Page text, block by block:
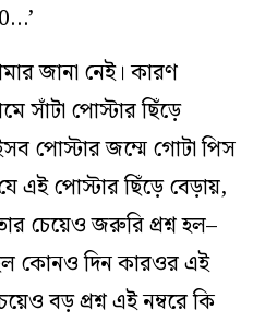
জানা নেই। কারণ
সাঁটা পোস্টার ছিঁড়ে
পোস্টার জম্মে গোটা পিস
এই পোস্টার ছিঁড়ে বেড়ায়,
চেয়েও জরুরি প্রশ্ন হল–
কোনও দিন কারওর এই
বড় প্রশ্ন এই নম্বরে কি